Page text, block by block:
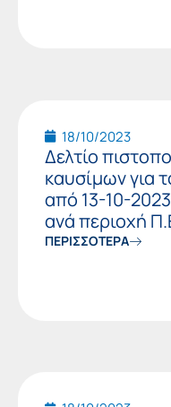
18/10/2023
Δελτίο
καυσίμων για
από 13-10-
ανά περιοχή
ΠΕΡΙΣΣΟΤΕΡΑ